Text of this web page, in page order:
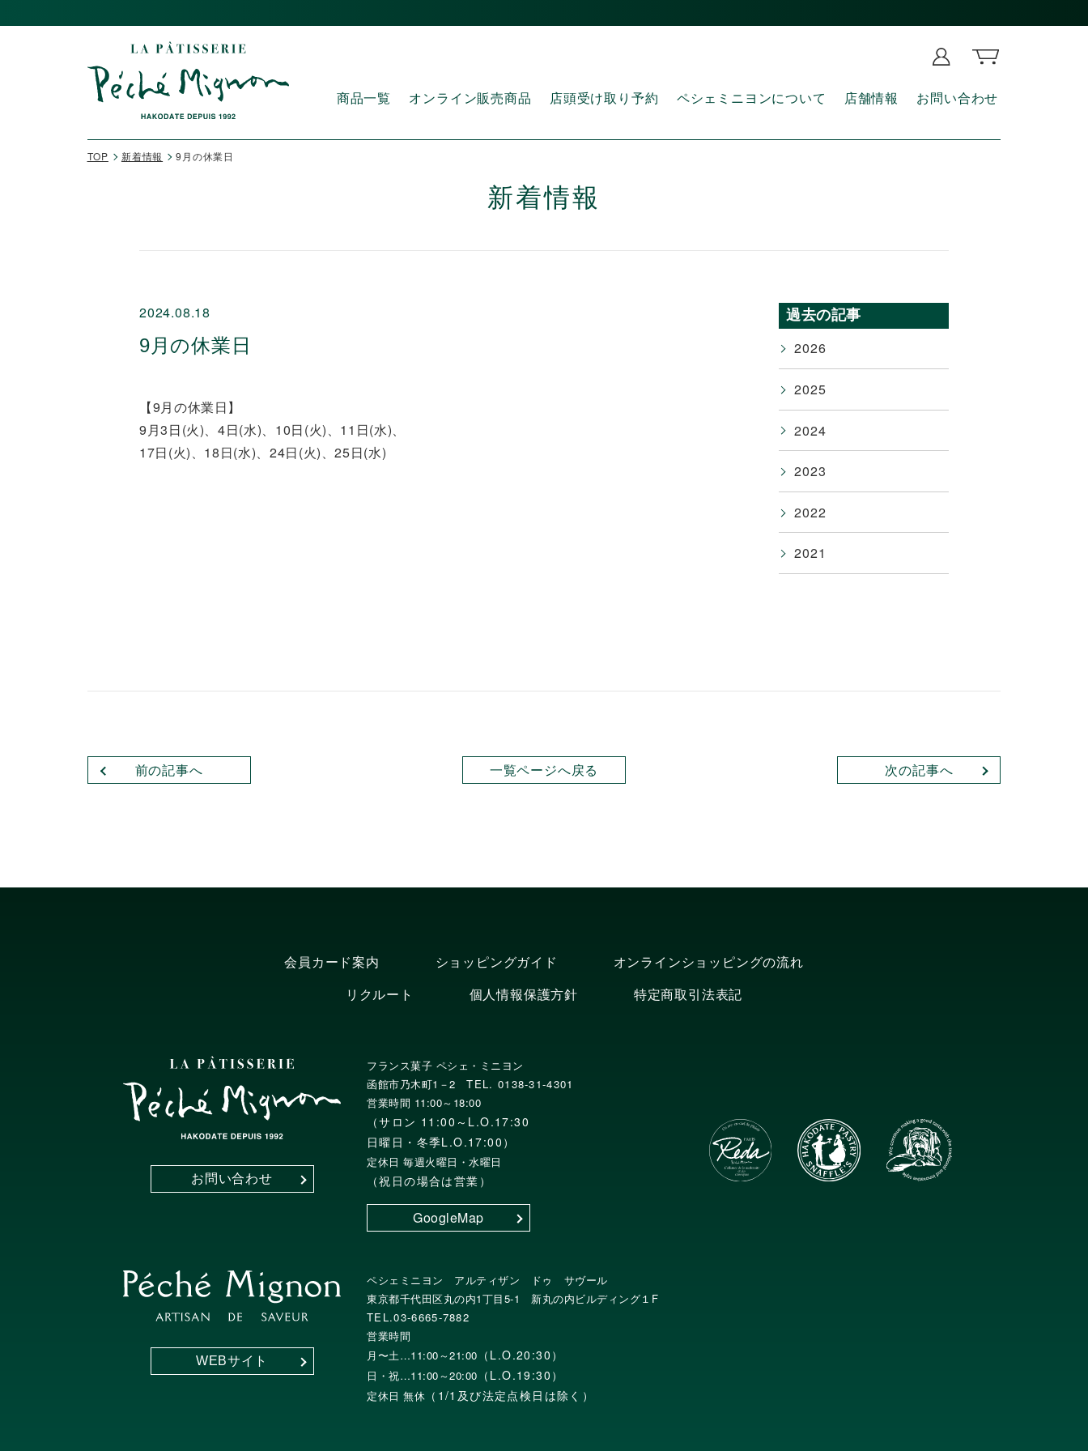
商品一覧 オンライン販売商品 店頭受け取り予約 ペシェミニヨンについて 店舗情報 お問い合わせ
TOP 新着情報 9月の休業日
新着情報
2024.08.18
9月の休業日
【9月の休業日】
9月3日(火)、4日(水)、10日(火)、11日(水)、
17日(火)、18日(水)、24日(火)、25日(水)
過去の記事
2026
2025
2024
2023
2022
2021
前の記事へ 一覧ページへ戻る 次の記事へ
会員カード案内 ショッピングガイド
オンラインショッピングの流れ
リクルート
個人情報保護方針 特定商取引法表記
お問い合わせ
フランス菓子 ペシェ・ミニヨン
函館市乃木町1－2TEL. 0138-31-4301
営業時間 11:00～18:00
（サロン 11:00～L.O.17:30
日曜日・冬季L.O.17:00）
定休日 毎週火曜日・水曜日
（祝日の場合は営業）
GoogleMap
WEBサイト
ペシェミニヨン アルティザン ドゥ サヴール
東京都千代田区丸の内1丁目5-1 新丸の内ビルディング１F
TEL.03-6665-7882
営業時間
月〜土…11:00～21:00 （L.O.20:30）
日・祝…11:00～20:00 （L.O.19:30）
定休日 無休 （1/1及び法定点検日は除く）